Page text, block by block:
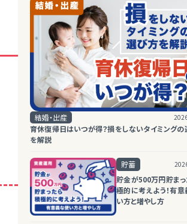
結婚・出産
育休復帰日はいつが得？損をしないタイミング
を解説
貯蓄
貯金が500万円貯ま
極的に考えよう！有
い方と増やし方